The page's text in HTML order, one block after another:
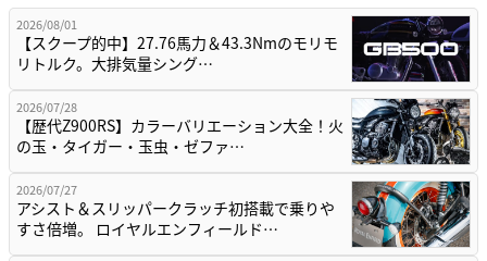
2026/08/01
【スクープ的中】27.76馬力＆43.3Nmのモリモ
リトルク。大排気量シング…
2026/07/28
【歴代Z900RS】カラーバリエーション大全！火
の玉・タイガー・玉虫・ゼファ…
2026/07/27
アシスト＆スリッパークラッチ初搭載で乗りや
すさ倍増。 ロイヤルエンフィールド…